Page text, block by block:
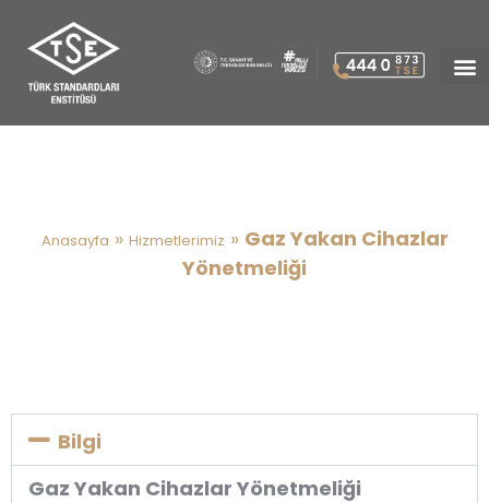
Anasayfa » Hizmetlerimiz » Gaz Yakan Cihazlar
Yönetmeliği
Bilgi
Gaz Yakan Cihazlar Yönetmeliği